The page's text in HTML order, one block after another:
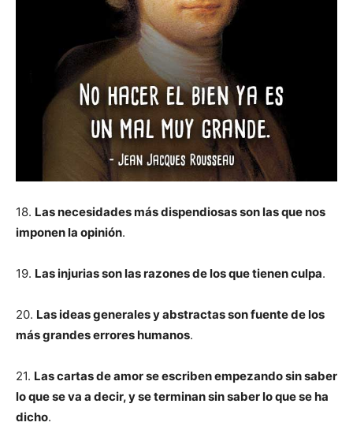
18. Las necesidades más dispendiosas son las que nos
imponen la opinión.
19. Las injurias son las razones de los que tienen culpa.
20. Las ideas generales y abstractas son fuente de los
más grandes errores humanos.
21. Las cartas de amor se escriben empezando sin saber
lo que se va a decir, y se terminan sin saber lo que se ha
dicho.